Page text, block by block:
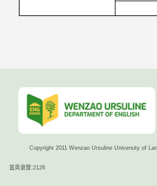
Copyright 2011 Wenzao Ursuline University of
當頁瀏覽:2126